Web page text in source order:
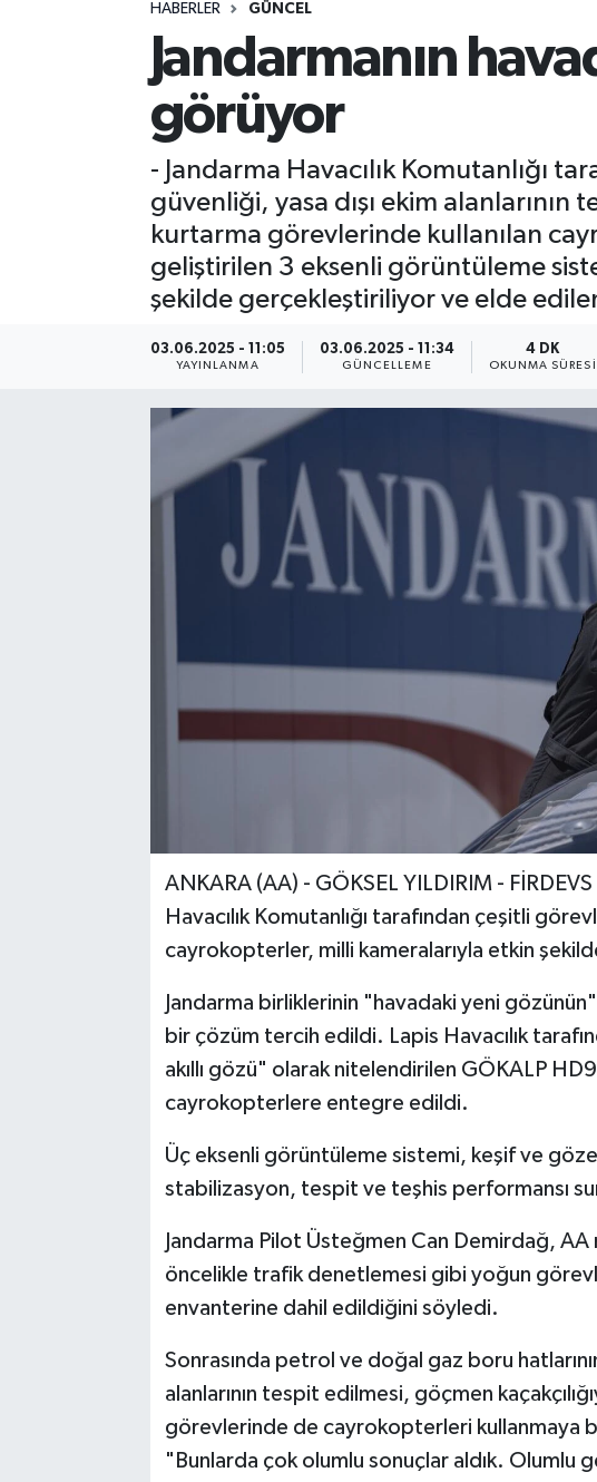
HABERLER GÜNCEL
Jandarmanın
görüyor
- Jandarma Havacılık Komutanlığı
güvenliği, yasa dışı ekim
kurtarma görevlerinde kullanılan
geliştirilen 3 eksenli görüntüleme
şekilde gerçekleştiriliyor ve elde
03.06.2025 - 11:05
YAYINLANMA
03.06.2025 - 11:34
GÜNCELLEME
4 DK
OKUNMA SÜRESI
ANKARA (AA) - GÖKSEL YILDIRIM -
Havacılık Komutanlığı tarafından çeşitli
cayrokopterler, milli kameralarıyla etkin
Jandarma birliklerinin "havadaki yeni
bir çözüm tercih edildi. Lapis Havacılık
akıllı gözü" olarak nitelendirilen GÖKALP
cayrokopterlere entegre edildi.
Üç eksenli görüntüleme sistemi, keşif ve
stabilizasyon, tespit ve teşhis performansı
Jandarma Pilot Üsteğmen Can Demirdağ,
öncelikle trafik denetlemesi gibi yoğun
envanterine dahil edildiğini söyledi.
Sonrasında petrol ve doğal gaz boru
alanlarının tespit edilmesi, göçmen
görevlerinde de cayrokopterleri kullanmaya
"Bunlarda çok olumlu sonuçlar aldık. Olumlu
ÖZEL HABER
RÖPORTAJLAR